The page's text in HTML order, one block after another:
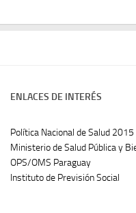
ENLACES DE INTERÉS
Política Nacional de Salud
Ministerio de Salud Pública y
OPS/OMS Paraguay
Instituto de Previsión Social